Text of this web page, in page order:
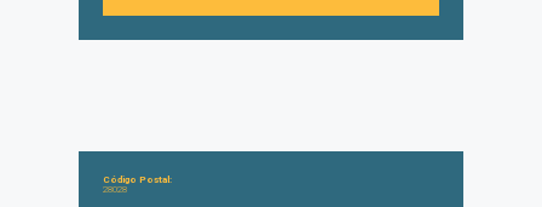
Código Postal:
28028